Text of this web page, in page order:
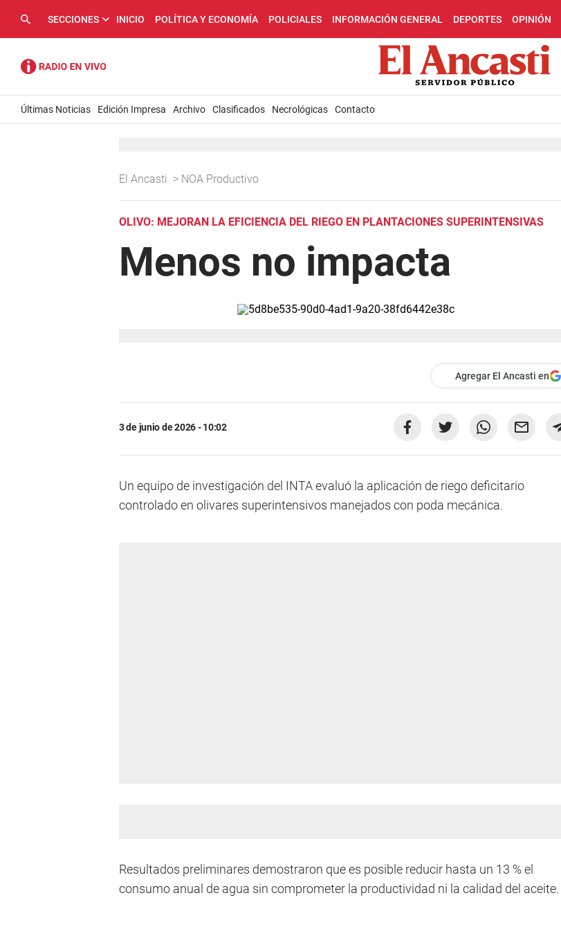
SECCIONES INICIO POLÍTICA Y ECONOMÍA POLICIALES INFORMACIÓN GENERAL DEPORTES OPINIÓN
Últimas Noticias Edición Impresa Archivo Clasificados Necrológicas Contacto
El Ancasti > NOA Productivo
OLIVO: MEJORAN LA EFICIENCIA DEL RIEGO EN PLANTACIONES SUPERINTENSIVAS
Menos no impacta
Agregar El Ancasti en
3 de junio de 2026 - 10:02
Un equipo de investigación del INTA evaluó la aplicación de riego deficitario
controlado en olivares superintensivos manejados con poda mecánica.
Resultados preliminares demostraron que es posible reducir hasta un 13 % el
consumo anual de agua sin comprometer la productividad ni la calidad del aceite.